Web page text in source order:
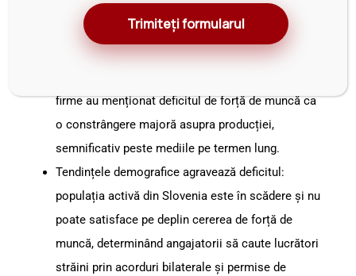
serviciile, unde angajatorii raportează din ce în ce
mai mult o lipsă de lucrători calificați.
La mijlocul anului 2025, datele sondajelor de
firme au menționat deficitul de forță de muncă ca
o constrângere majoră asupra producției,
semnificativ peste mediile pe termen lung.
Tendințele demografice agravează deficitul:
populația activă din Slovenia este în scădere și nu
poate satisface pe deplin cererea de forță de
muncă, determinând angajatorii să caute lucrători
străini prin acorduri bilaterale și permise de
Trimiteți formularul